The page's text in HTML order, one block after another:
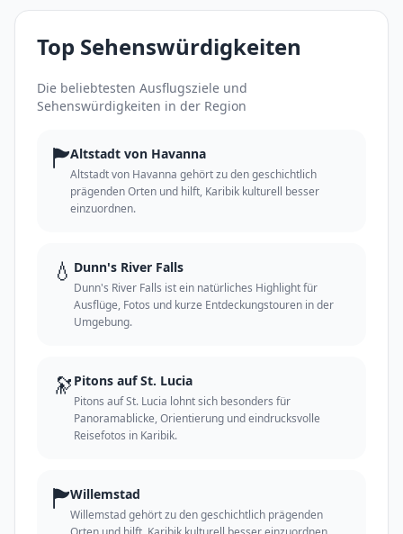
Top Sehenswürdigkeiten
Die beliebtesten Ausflugsziele und
Sehenswürdigkeiten in der Region
🏲Altstadt von Havanna
Altstadt von Havanna gehört zu den geschichtlich
prägenden Orten und hilft, Karibik kulturell besser
einzuordnen.
💧 Dunn's River Falls
Dunn's River Falls ist ein natürliches Highlight für
Ausflüge, Fotos und kurze Entdeckungstouren in der
Umgebung.
🔭 Pitons auf St. Lucia
Pitons auf St. Lucia lohnt sich besonders für
Panoramablicke, Orientierung und eindrucksvolle
Reisefotos in Karibik.
🏲Willemstad
Willemstad gehört zu den geschichtlich prägenden